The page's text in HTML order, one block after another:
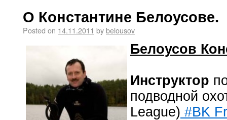
О Константине Белоусове.
Posted on 14.11.2011 bybelousov
Белоусов
Инструктор
подводной
League) #BK